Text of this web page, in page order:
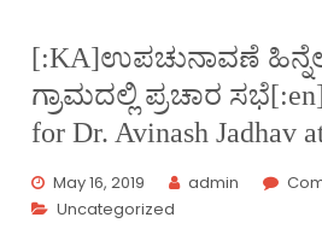
[:KA]ಉಪಚುನಾವಣೆ
ಗ್ರಾಮದಲ್ಲಿ ಪ್ರಚಾರ
for Dr. Avinash Jadhav
May 16, 2019 admin
Uncategorized